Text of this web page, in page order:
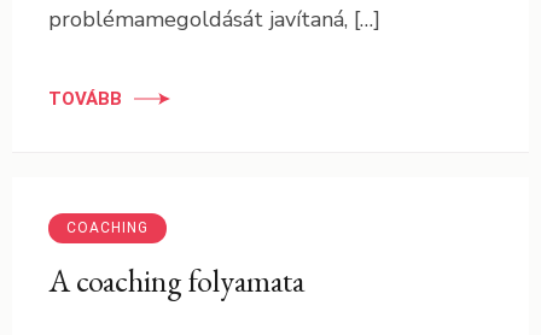
problémamegoldását javítaná, […]
TOVÁBB
COACHING
A coaching folyamata